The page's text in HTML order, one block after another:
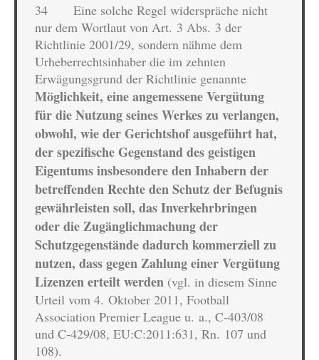
34 Eine solche Regel widerspräche nicht
nur dem Wortlaut von Art. 3 Abs. 3 der
Richtlinie 2001/29, sondern nähme dem
Urheberrechtsinhaber die im zehnten
Erwägungsgrund der Richtlinie genannte
Möglichkeit, eine angemessene Vergütung
für die Nutzung seines Werkes zu verlangen,
obwohl, wie der Gerichtshof ausgeführt hat,
der spezifische Gegenstand des geistigen
Eigentums insbesondere den Inhabern der
betreffenden Rechte den Schutz der Befugnis
gewährleisten soll, das Inverkehrbringen
oder die Zugänglichmachung der
Schutzgegenstände dadurch kommerziell zu
nutzen, dass gegen Zahlung einer Vergütung
Lizenzen erteilt werden (vgl. in diesem Sinne
Urteil vom 4. Oktober 2011, Football
Association Premier League u. a., C‑403/08
und C‑429/08, EU:C:2011:631, Rn. 107 und
108).